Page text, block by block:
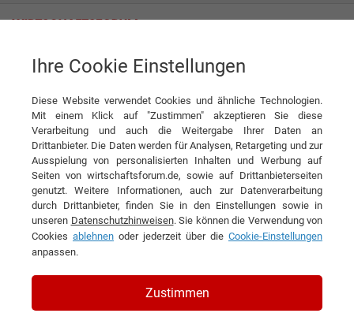
NatureRooms Franke Filter GmbH
KONTAKT
NatureRooms Franke Filter
GmbH
Ihre Cookie Einstellungen
Diese Website verwendet Cookies und ähnliche Technologien.
Mit einem Klick auf "Zustimmen" akzeptieren Sie diese
Verarbeitung und auch die Weitergabe Ihrer Daten an
Drittanbieter. Die Daten werden für Analysen, Retargeting und zur
Ausspielung von personalisierten Inhalten und Werbung auf
Seiten von wirtschaftsforum.de, sowie auf Drittanbieterseiten
genutzt. Weitere Informationen, auch zur Datenverarbeitung
durch Drittanbieter, finden Sie in den Einstellungen sowie in
unseren Datenschutzhinweisen. Sie können die Verwendung von
Cookies ablehnen oder jederzeit über die Cookie-Einstellungen
anpassen.
Zustimmen